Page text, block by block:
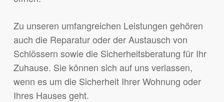
Zu unseren umfangreichen Leistungen gehören
auch die Reparatur oder der Austausch von
Schlössern sowie die Sicherheitsberatung für Ihr
Zuhause. Sie können sich auf uns verlassen,
wenn es um die Sicherheit Ihrer Wohnung oder
Ihres Hauses geht.